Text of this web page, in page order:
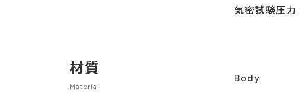
気密試験圧力
材質
Material
Body